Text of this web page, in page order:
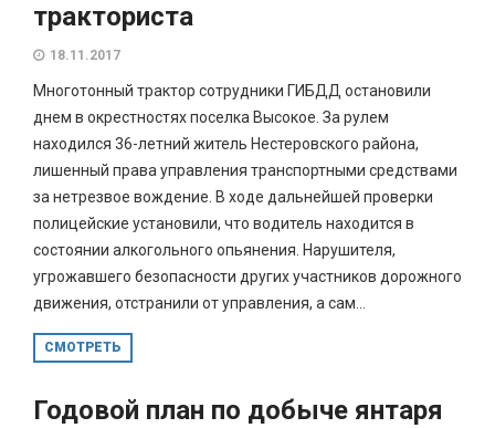
тракториста
18.11.2017
Многотонный трактор сотрудники ГИБДД остановили
днем в окрестностях поселка Высокое. За рулем
находился 36-летний житель Нестеровского района,
лишенный права управления транспортными средствами
за нетрезвое вождение. В ходе дальнейшей проверки
полицейские установили, что водитель находится в
состоянии алкогольного опьянения. Нарушителя,
угрожавшего безопасности других участников дорожного
движения, отстранили от управления, а сам...
СМОТРЕТЬ
Годовой план по добыче янтаря